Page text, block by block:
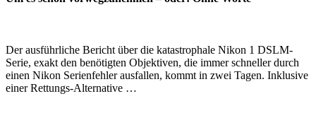
Der ausführliche Bericht über die katastrophale Nikon 1 DSLM-
Serie, exakt den benötigten Objektiven, die immer schneller durch
einen Nikon Serienfehler ausfallen, kommt in zwei Tagen. Inklusive
einer Rettungs-Alternative …